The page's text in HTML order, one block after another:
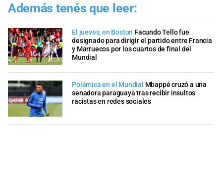
Además tenés que leer:
El jueves, en Boston Facundo Tello fue
designado para dirigir el partido entre Francia
y Marruecos por los cuartos de final del
Mundial
Polémica en el Mundial Mbappé cruzó a una
senadora paraguaya tras recibir insultos
racistas en redes sociales